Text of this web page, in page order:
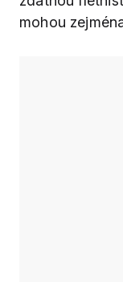
mohou